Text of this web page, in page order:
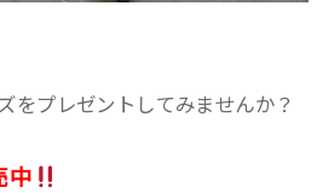
をプレゼントしてみませんか？
中